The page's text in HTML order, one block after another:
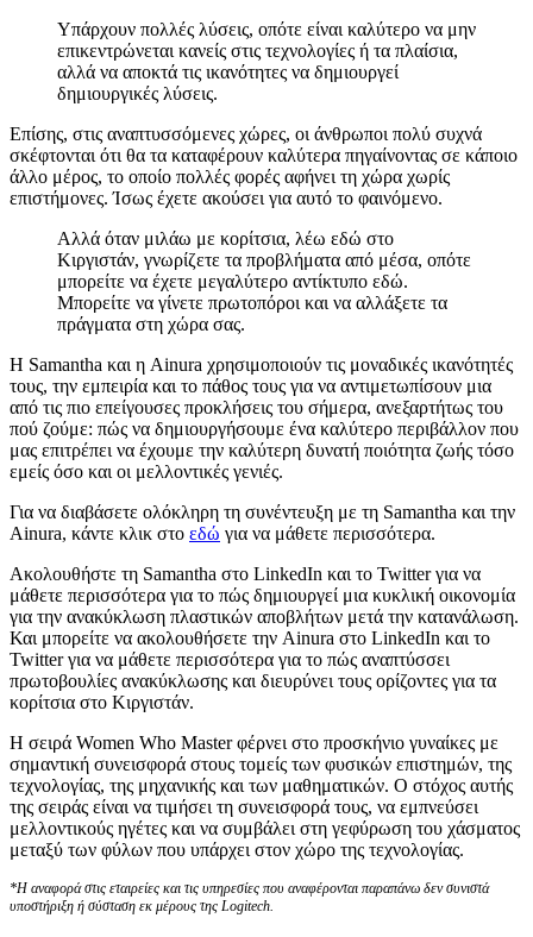
Υπάρχουν πολλές λύσεις, οπότε είναι καλύτερο να μην
επικεντρώνεται κανείς στις τεχνολογίες ή τα πλαίσια,
αλλά να αποκτά τις ικανότητες να δημιουργεί
δημιουργικές λύσεις.
Επίσης, στις αναπτυσσόμενες χώρες, οι άνθρωποι πολύ συχνά
σκέφτονται ότι θα τα καταφέρουν καλύτερα πηγαίνοντας σε κάποιο
άλλο μέρος, το οποίο πολλές φορές αφήνει τη χώρα χωρίς
επιστήμονες. Ίσως έχετε ακούσει για αυτό το φαινόμενο.
Αλλά όταν μιλάω με κορίτσια, λέω εδώ στο
Κιργιστάν, γνωρίζετε τα προβλήματα από μέσα, οπότε
μπορείτε να έχετε μεγαλύτερο αντίκτυπο εδώ.
Μπορείτε να γίνετε πρωτοπόροι και να αλλάξετε τα
πράγματα στη χώρα σας.
Η Samantha και η Ainura χρησιμοποιούν τις μοναδικές ικανότητές
τους, την εμπειρία και το πάθος τους για να αντιμετωπίσουν μια
από τις πιο επείγουσες προκλήσεις του σήμερα, ανεξαρτήτως του
πού ζούμε: πώς να δημιουργήσουμε ένα καλύτερο περιβάλλον που
μας επιτρέπει να έχουμε την καλύτερη δυνατή ποιότητα ζωής τόσο
εμείς όσο και οι μελλοντικές γενιές.
Για να διαβάσετε ολόκληρη τη συνέντευξη με τη Samantha και την
Ainura, κάντε κλικ στο εδώ για να μάθετε περισσότερα.
Ακολουθήστε τη Samantha στο LinkedIn και το Twitterγια να
μάθετε περισσότερα για το πώς δημιουργεί μια κυκλική οικονομία
για την ανακύκλωση πλαστικών αποβλήτων μετά την κατανάλωση.
Και μπορείτε να ακολουθήσετε την Ainura στο LinkedIn και το
Twitterγια να μάθετε περισσότερα για το πώς αναπτύσσει
πρωτοβουλίες ανακύκλωσης και διευρύνει τους ορίζοντες για τα
κορίτσια στο Κιργιστάν.
Η σειρά Women Who Master φέρνει στο προσκήνιο γυναίκες με
σημαντική συνεισφορά στους τομείς των φυσικών επιστημών, της
τεχνολογίας, της μηχανικής και των μαθηματικών. Ο στόχος αυτής
της σειράς είναι να τιμήσει τη συνεισφορά τους, να εμπνεύσει
μελλοντικούς ηγέτες και να συμβάλει στη γεφύρωση του χάσματος
μεταξύ των φύλων που υπάρχει στον χώρο της τεχνολογίας.
*Η αναφορά στις εταιρείες και τις υπηρεσίες που αναφέρονται παραπάνω δεν συνιστά
υποστήριξη ή σύσταση εκ μέρους της Logitech.